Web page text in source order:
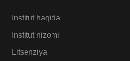
Institut haqida
Institut nizomi
Litsenziya